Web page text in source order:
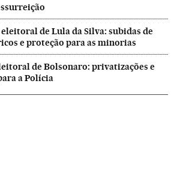
de Lula da Silva: subidas de
e proteção para as minorias
de Bolsonaro: privatizações e
a Polícia